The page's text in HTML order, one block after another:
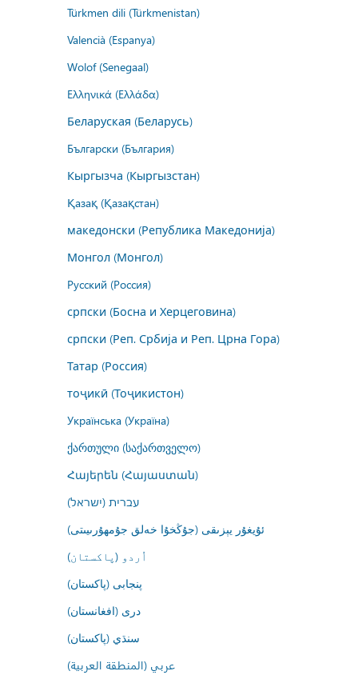
Türkmen dili (Türkmenistan)
Valencià (Espanya)
Wolof (Senegaal)
Ελληνικά (Ελλάδα)
Беларуская (Беларусь)
Български (България)
Кыргызча (Кыргызстан)
Қазақ (Қазақстан)
македонски (Република Македонија)
Монгол (Монгол)
Русский (Россия)
српски (Босна и Херцеговина)
српски (Реп. Србија и Реп. Црна Гора)
Татар (Россия)
тоҷикӣ (Тоҷикистон)
Українська (Україна)
ქართული (საქართველო)
Հայերեն (Հայաստան)
עברית (ישראל)
ئۇيغۇر يېزىقى (جۇڭخۇا خەلق جۇمھۇرىيىتى)
اُردو (پاکستان)
پنجابی (پاکستان)
درى (افغانستان)
سنڌي (پاکستان)
عربي (المنطقة العربية)